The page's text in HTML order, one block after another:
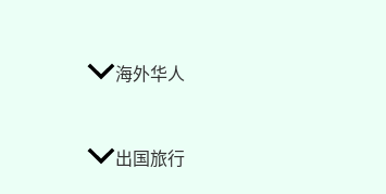
海外华人
出国旅行